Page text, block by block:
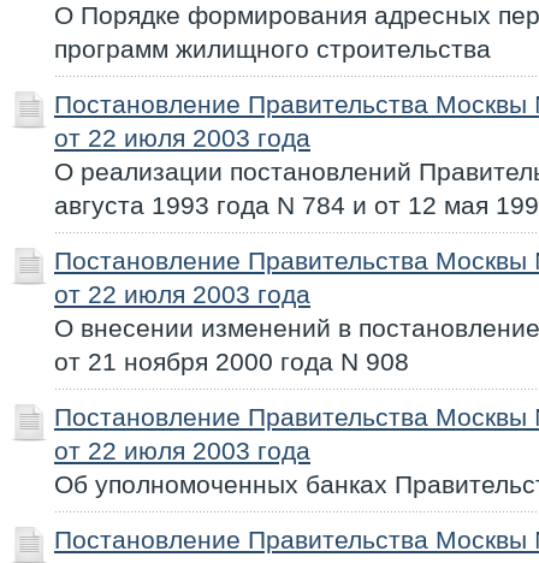
О Порядке формирования адресных
программ жилищного строительства
Постановление Правительства
от 22 июля 2003 года
О реализации постановлений
августа 1993 года N 784 и от 12 мая
Постановление Правительства
от 22 июля 2003 года
О внесении изменений в
от 21 ноября 2000 года N 908
Постановление Правительства
от 22 июля 2003 года
Об уполномоченных банках
Постановление Правительства